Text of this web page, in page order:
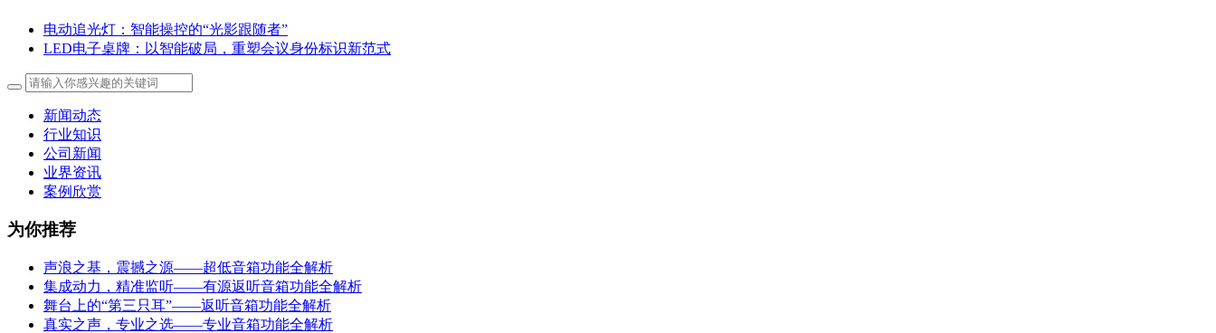
电动追光灯：智能操控的“光影跟随者”
LED电子桌牌：以智能破局，重塑会议身份标识新范式
新闻动态
行业知识
公司新闻
业界资讯
案例欣赏
为你推荐
声浪之基，震撼之源——超低音箱功能全解析
集成动力，精准监听——有源返听音箱功能全解析
舞台上的“第三只耳”——返听音箱功能全解析
真实之声，专业之选——专业音箱功能全解析